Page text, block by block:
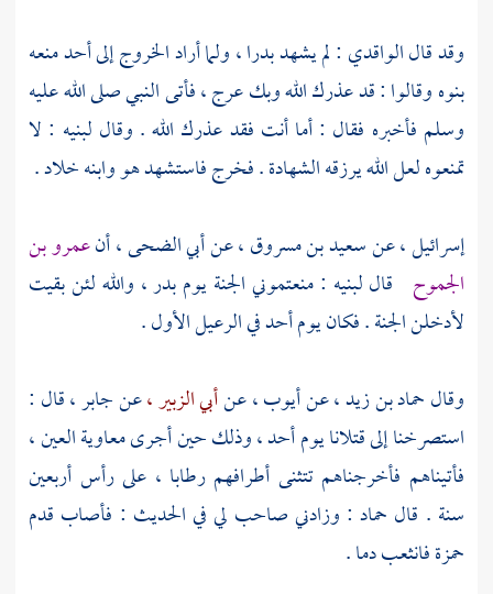
وقد قالالواقدي : لم يشهدبدرا ،ولما أراد الخروج إلىأحدمنعه
بنوه وقالوا : قد عذرك الله وبك عرج ، فأتى النبي صلى الله عليه
وسلم فأخبره فقال : أما أنت فقد عذرك الله . وقال لبنيه : لا
تمنعوه لعل الله يرزقه الشهادة . فخرج فاستشهد هو وابنهخلاد.
إسرائيل ،عنسعيد بن مسروق ،عنأبي الضحى ،أنعمرو بن
الجموح قال لبنيه : منعتموني الجنة يومبدر ، والله لئن بقيت
لأدخلن الجنة . فكان يومأحدفي الرعيل الأول .
وقالحماد بن زيد ،عنأيوب ،عنأبي الزبير ،عنجابر ،قال :
استصرخنا إلى قتلانا يومأحد ،وذلك حين أجرى معاوية العين ،
فأتيناهم فأخرجناهم تتثنى أطرافهم رطابا ، على رأس أربعين
سنة . قال حماد : وزادني صاحب لي في الحديث : فأصاب قدم
حمزةفانثعب دما .